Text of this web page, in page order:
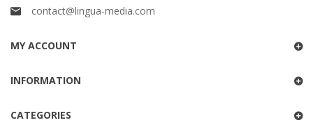
contact@lingua-media.com
MY ACCOUNT
INFORMATION
CATEGORIES